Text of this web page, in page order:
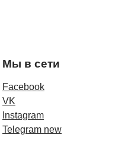
Мы в сети
Facebook
VK
Instagram
Telegram new